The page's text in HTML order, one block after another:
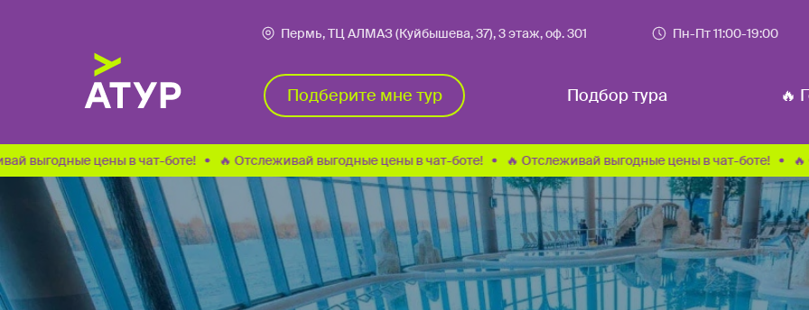
Пермь, ТЦ АЛМАЗ (Куйбышева, 37), 3 этаж, оф. 301 Пн-Пт 11:00-19:00
Подбор тура 🔥
Подберите мне тур
Подбор тура 🔥 Горящие туры
Подберите мне тур
цены в чат-боте! 🔥 Отслеживай выгодные цены в чат-боте! 🔥 Отслеживай выгодные цены в чат-боте! 🔥